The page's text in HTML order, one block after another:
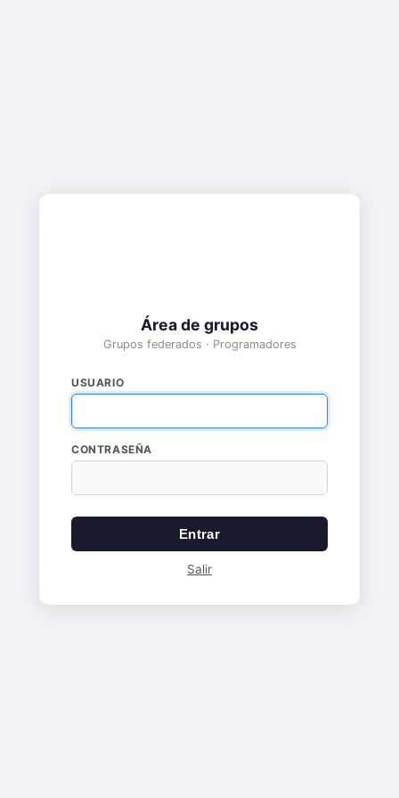
Área de grupos
Grupos federados · Programadores
USUARIO
CONTRASEÑA
Entrar
Salir